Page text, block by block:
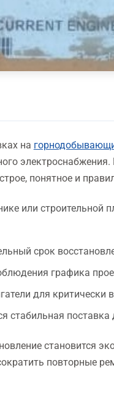
на
электроснабжения.
понятное и
или строительной
срок
графика
для критически
стабильная
становится
повторные